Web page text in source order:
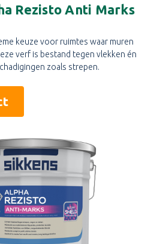
Rezisto Anti Marks
keuze voor ruimtes waar muren
verf is bestand tegen vlekken én
zoals strepen.